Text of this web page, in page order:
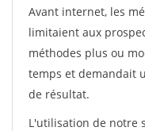
Avant internet, les
limitaient aux
méthodes plus ou
temps et demandait
de résultat.
L'utilisation de notre